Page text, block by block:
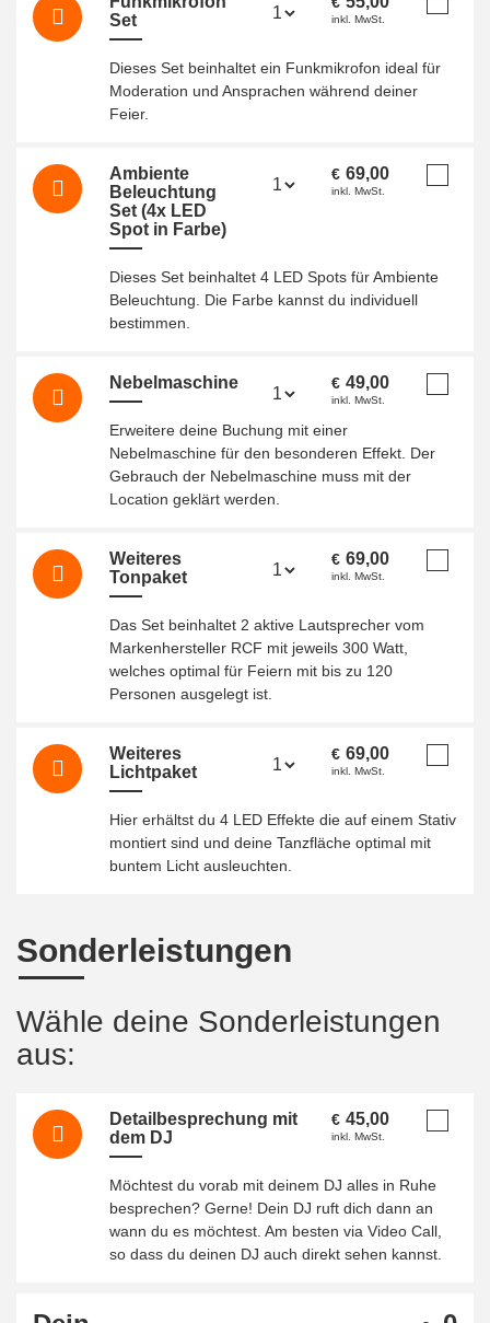
Set
inkl. MwSt.
Dieses Set beinhaltet ein Funkmikrofon ideal für
Moderation und Ansprachen während deiner
Feier.
Ambiente
Beleuchtung
Set (4x LED
Spot in Farbe)
€ 69,00
inkl. MwSt.
Dieses Set beinhaltet 4 LED Spots für Ambiente
Beleuchtung. Die Farbe kannst du individuell
bestimmen.
Nebelmaschine € 49,00
inkl. MwSt.
Erweitere deine Buchung mit einer
Nebelmaschine für den besonderen Effekt. Der
Gebrauch der Nebelmaschine muss mit der
Location geklärt werden.
Weiteres
Tonpaket
€ 69,00
inkl. MwSt.
Das Set beinhaltet 2 aktive Lautsprecher vom
Markenhersteller RCF mit jeweils 300 Watt,
welches optimal für Feiern mit bis zu 120
Personen ausgelegt ist.
Weiteres
Lichtpaket
€ 69,00
inkl. MwSt.
Hier erhältst du 4 LED Effekte die auf einem Stativ
montiert sind und deine Tanzfläche optimal mit
buntem Licht ausleuchten.
Sonderleistungen
Wähle deine Sonderleistungen
aus:
Detailbesprechung mit
dem DJ
€ 45,00
inkl. MwSt.
Möchtest du vorab mit deinem DJ alles in Ruhe
besprechen? Gerne! Dein DJ ruft dich dann an
wann du es möchtest. Am besten via Video Call,
so dass du deinen DJ auch direkt sehen kannst.